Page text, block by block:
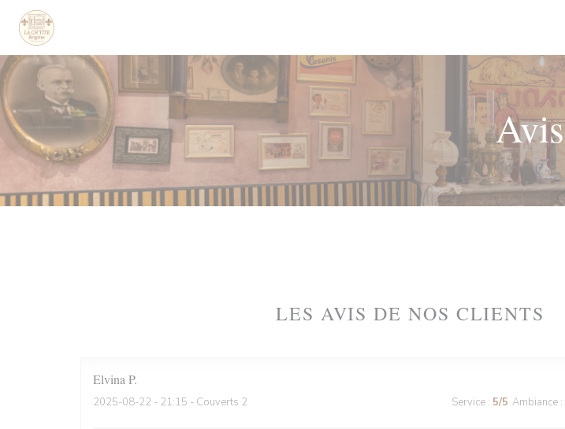
Personnalisation de vos choix en matière de cookies
Avis
LES AVIS DE NOS CLIENTS
Elvina P
2025-08-22 - 21:15 - Couverts 2 Service : 5/5 Ambiance :